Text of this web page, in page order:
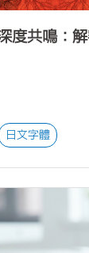
度共鳴：
日文字體